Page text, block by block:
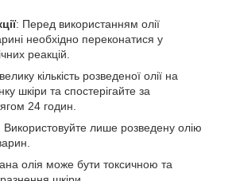
: Перед використанням олії
необхідно переконатися у
реакцій.
кількість розведеної олії на
шкіри та спостерігайте за
24 годин.
Використовуйте лише розведену олію
олія може бути токсичною та